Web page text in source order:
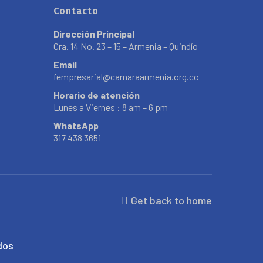
Contacto
Dirección Principal
Cra. 14 No. 23 – 15 – Armenia – Quindío
Email
fempresarial@camaraarmenia.org.co
Horario de atención
Lunes a Viernes : 8 am – 6 pm
WhatsApp
317 438 3651
Get back to home